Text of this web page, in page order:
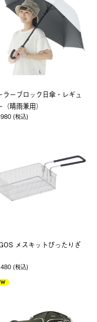
ラーブロック日傘・レギュ
（晴雨兼用）
(税込)
メスキットぴったりざ
(税込)